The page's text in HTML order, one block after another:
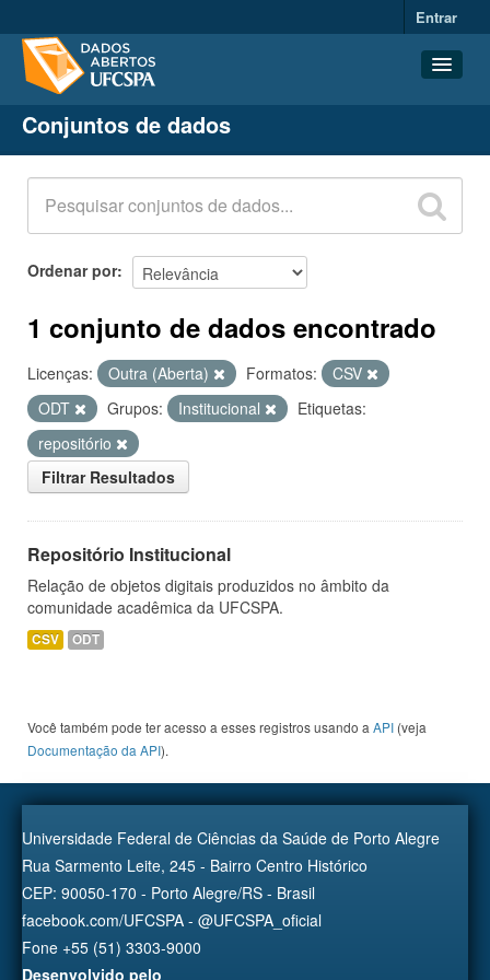
Entrar
Conjuntos de dados
Organizações
Grupos
Sobre
Conjuntos de dados
Ordenar por
1 conjunto de dados encontrado
Licenças: Outra (Aberta) Formatos:
CSV
ODT
Grupos: Institucional
Etiquetas:
repositório
Filtrar Resultados
Repositório Institucional
Relação de objetos digitais produzidos no âmbito da
comunidade acadêmica da UFCSPA.
CSV ODT
Você também pode ter acesso a esses registros usando a API (veja
Documentação da API).
Universidade Federal de Ciências da Saúde de Porto Alegre
Rua Sarmento Leite, 245 - Bairro Centro Histórico
CEP: 90050-170 - Porto Alegre/RS - Brasil
facebook.com/UFCSPA - @UFCSPA_oficial
Fone +55 (51) 3303-9000
Desenvolvido pelo